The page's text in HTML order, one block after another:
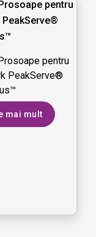
pentru
PeakServe®
mai mult